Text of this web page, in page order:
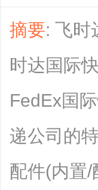
摘要: 飞时
时达国际
FedEx国
递公司的
配件(内置